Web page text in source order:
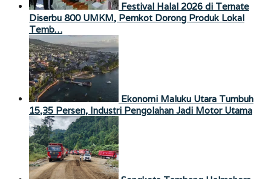
Festival Halal 2026 di Ternate
Diserbu 800 UMKM, Pemkot Dorong Produk Lokal
Temb…
Ekonomi Maluku Utara Tumbuh
15,35 Persen, Industri Pengolahan Jadi Motor Utama